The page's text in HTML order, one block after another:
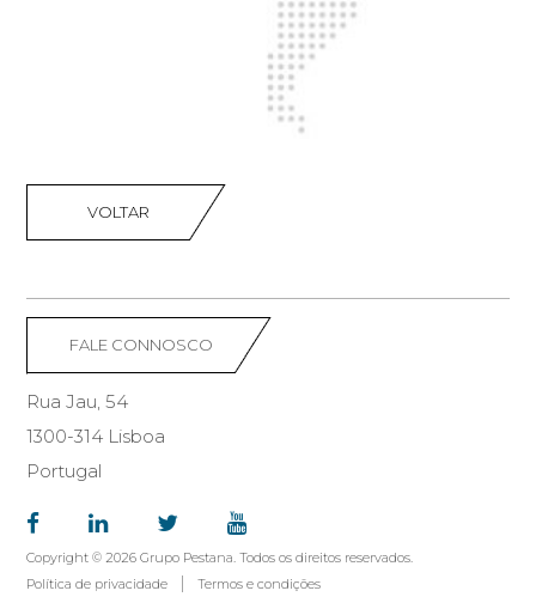
VOLTAR
FALE CONNOSCO
Rua Jau, 54
1300-314 Lisboa
Portugal
Copyright © 2026 Grupo Pestana. Todos os direitos reservados.
Política de privacidade
Termos e condições